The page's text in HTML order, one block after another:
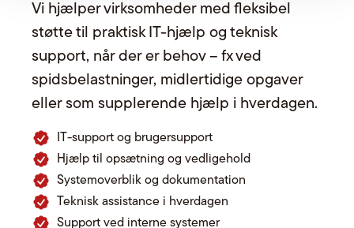
Vi hjælper virksomheder med fleksibel
støtte til praktisk IT-hjælp og teknisk
support, når der er behov – fx ved
spidsbelastninger, midlertidige opgaver
eller som supplerende hjælp i hverdagen.
IT-support og brugersupport
Hjælp til opsætning og vedligehold
Systemoverblik og dokumentation
Teknisk assistance i hverdagen
Support ved interne systemer